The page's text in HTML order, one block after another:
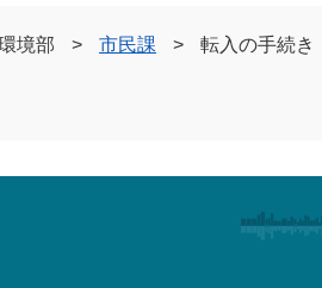
境部 > 市民課 >
転入の手続き